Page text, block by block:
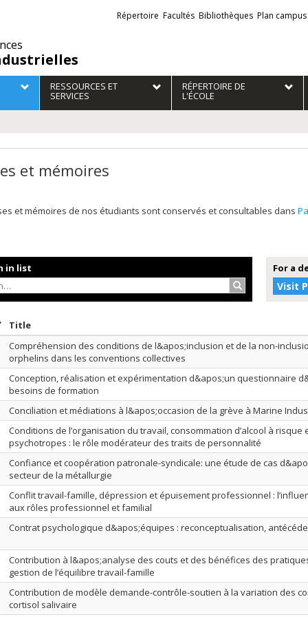
Liens
externes
Répertoire Facultés Bibliothèques Plan campus
RESSOURCES ET
SERVICES
RÉPERTOIRE DE
L'ÉCOLE
et mémoires
et mémoires de nos étudiants sont conservés et consultables dans
in list
Search…
For a
Visit
by date in ascending order
Title
Compréhension des conditions de l&apos;inclusion et de la non-
orphelins dans les conventions collectives
Conception, réalisation et expérimentation d&apos;un questionnaire
besoins de formation
Conciliation et médiations à l&apos;occasion de la grève à Marine
Conditions de l’organisation du travail, consommation d’alcool à risque
psychotropes : le rôle modérateur des traits de personnalité
Confiance et coopération patronale-syndicale: une étude de cas
secteur de la métallurgie
Conflit travail-famille, dépression et épuisement professionnel :
aux rôles professionnel et familial
Contrat psychologique d&apos;équipes : reconceptualisation,
Contribution à l&apos;analyse des couts et des bénéfices des
gestion de l’équilibre travail-famille
Contribution de modèle demande-contrôle-soutien à la variation des
cortisol salivaire